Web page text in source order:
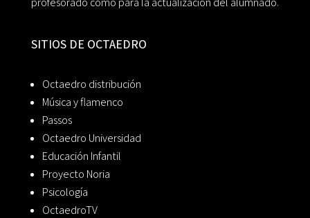
SITIOS DE OCTAEDRO
Octaedro distribución
Música y flamenco
Passos
Octaedro Universidad
Educación Infantil
Proyecto Noria
Psicología
OctaedroTV